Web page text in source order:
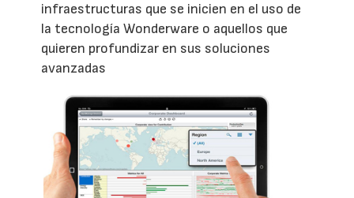
infraestructuras que se inicien en el uso de
la tecnología Wonderware o aquellos que
quieren profundizar en sus soluciones
avanzadas